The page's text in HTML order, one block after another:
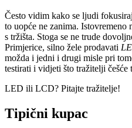
Često vidim kako se ljudi
to uopće ne zanima.
s tržišta. Stoga se ne trude
Primjerice, silno žele prodavati
možda i jedni i drugi misle pri
testirati i vidjeti što tražitelji češće
LED ili LCD? Pitajte tražitelje!
Tipični kupac